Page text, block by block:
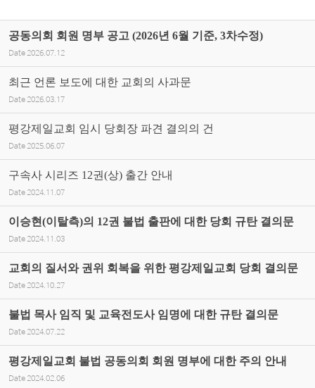
공동의회 회원 명부 공고 (2026년 6월 기준, 3차수정)
Date 2026.07.12
최근 언론 보도에 대한 교회의 사과문
Date 2026.03.17
평강제일교회 임시 당회장 파견 결의의 건
Date 2025.06.07
구속사 시리즈 12권(상) 출간 안내
Date 2024.11.07
이승현(이탈측)의 12권 불법 출판에 대한 당회 규탄 결의문
Date 2024.11.03
교회의 질서와 권위 회복을 위한 평강제일교회 당회 결의문
Date 2024.10.27
불법 목사 임직 및 교육전도사 임명에 대한 규탄 결의문
Date 2024.07.22
평강제일교회 불법 공동의회 회원 명부에 대한 주의 안내
Date 2024.02.06